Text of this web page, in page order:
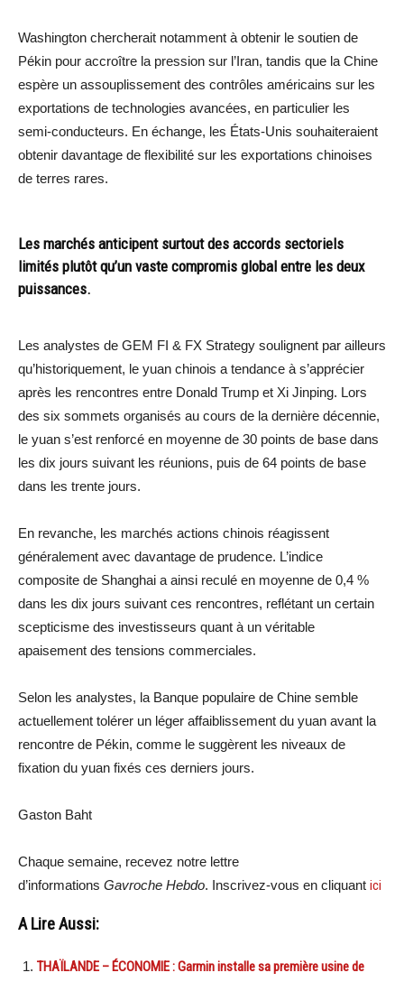
Washington chercherait notamment à obtenir le soutien de
Pékin pour accroître la pression sur l’Iran, tandis que la Chine
espère un assouplissement des contrôles américains sur les
exportations de technologies avancées, en particulier les
semi-conducteurs. En échange, les États-Unis souhaiteraient
obtenir davantage de flexibilité sur les exportations chinoises
de terres rares.
Les marchés anticipent surtout des accords sectoriels
limités plutôt qu’un vaste compromis global entre les deux
puissances.
Les analystes de GEM FI & FX Strategy soulignent par ailleurs
qu’historiquement, le yuan chinois a tendance à s’apprécier
après les rencontres entre Donald Trump et Xi Jinping. Lors
des six sommets organisés au cours de la dernière décennie,
le yuan s’est renforcé en moyenne de 30 points de base dans
les dix jours suivant les réunions, puis de 64 points de base
dans les trente jours.
En revanche, les marchés actions chinois réagissent
généralement avec davantage de prudence. L’indice
composite de Shanghai a ainsi reculé en moyenne de 0,4 %
dans les dix jours suivant ces rencontres, reflétant un certain
scepticisme des investisseurs quant à un véritable
apaisement des tensions commerciales.
Selon les analystes, la Banque populaire de Chine semble
actuellement tolérer un léger affaiblissement du yuan avant la
rencontre de Pékin, comme le suggèrent les niveaux de
fixation du yuan fixés ces derniers jours.
Gaston Baht
Chaque semaine, recevez notre lettre
d’informations Gavroche Hebdo. Inscrivez-vous en cliquant ici
A Lire Aussi:
THAÏLANDE – ÉCONOMIE : Garmin installe sa première usine de